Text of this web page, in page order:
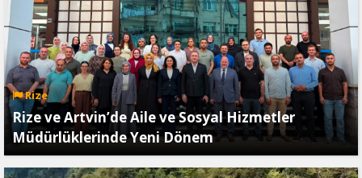
Rize
Rize ve Artvin’de Aile ve Sosyal Hizmetler
Müdürlüklerinde Yeni Dönem